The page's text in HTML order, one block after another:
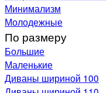
Минимализм
Молодежные
По размеру
Большие
Маленькие
Диваны шириной 100